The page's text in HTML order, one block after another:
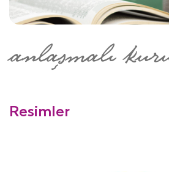
anlaşmalı
Resimler